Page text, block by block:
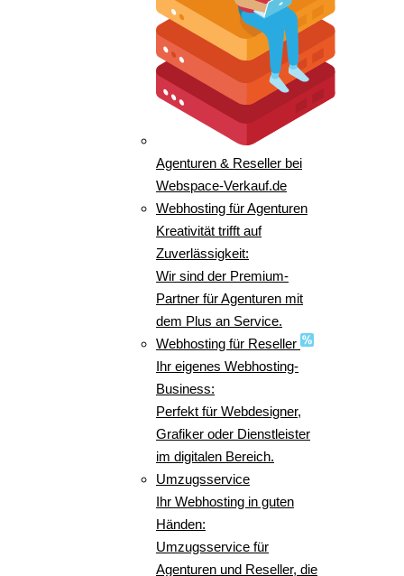
Agenturen & Reseller bei
Webspace-Verkauf.de
Webhosting für Agenturen
Kreativität trifft auf
Zuverlässigkeit:
Wir sind der Premium-
Partner für Agenturen mit
dem Plus an Service.
Webhosting für Reseller
Ihr eigenes Webhosting-
Business:
Perfekt für Webdesigner,
Grafiker oder Dienstleister
im digitalen Bereich.
Umzugsservice
Ihr Webhosting in guten
Händen:
Umzugsservice für
Agenturen und Reseller, die